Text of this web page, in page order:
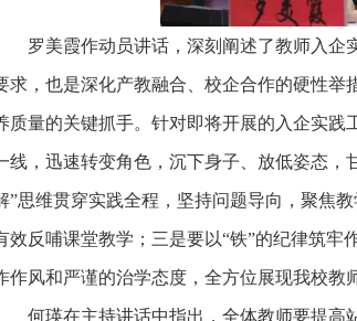
罗美霞作动员讲话，深刻阐述了教师入企
求，也是深化产教融合、校企合作的硬性
质量的关键抓手。针对即将开展的入企实践
线，迅速转变角色，沉下身子、放低姿态，
”思维贯穿实践全程，坚持问题导向，聚焦
效反哺课堂教学；三是要以“铁”的纪律筑牢
作风和严谨的治学态度，全方位展现我校教
何瑛在主持讲话中指出，全体教师要提高